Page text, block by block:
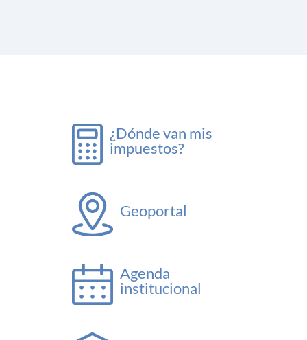
¿Dónde van mis
impuestos?
Geoportal
Agenda
institucional